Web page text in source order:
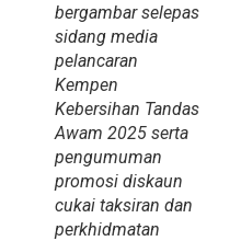
bergambar selepas
sidang media
pelancaran
Kempen
Kebersihan Tandas
Awam 2025 serta
pengumuman
promosi diskaun
cukai taksiran dan
perkhidmatan